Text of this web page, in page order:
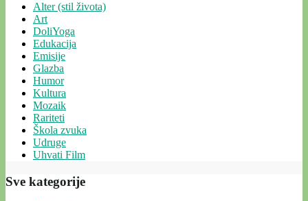
Alter (stil života)
Art
DoliYoga
Edukacija
Emisije
Glazba
Humor
Kultura
Mozaik
Rariteti
Škola zvuka
Udruge
Uhvati Film
Sve kategorije